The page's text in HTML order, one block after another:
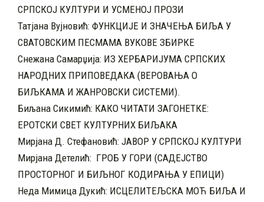
СРПСКОЈ КУЛТУРИ И УСМЕНОЈ ПРОЗИ
Татјана Вујновић: ФУНКЦИЈЕ И ЗНАЧЕЊА БИЉА У
СВАТОВСКИМ ПЕСМАМА ВУКОВЕ ЗБИРКЕ
Снежана Самарџија: ИЗ ХЕРБАРИЈУМА СРПСКИХ
НАРОДНИХ ПРИПОВЕДАКА (ВЕРОВАЊА О
БИЉКАМА И ЖАНРОВСКИ СИСТЕМИ).
Биљана Сикимић: КАКО ЧИТАТИ ЗАГОНЕТКЕ:
ЕРОТСКИ СВЕТ КУЛТУРНИХ БИЉАКА
Мирјана Д. Стефановић: ЈАВОР У СРПСКОЈ КУЛТУРИ
Мирјана Детелић: ГРОБ У ГОРИ (САДЕЈСТВО
ПРОСТОРНОГ И БИЉНОГ КОДИРАЊА У ЕПИЦИ)
Неда Мимица Дукић: ИСЦЕЛИТЕЉСКА МОЋ БИЉА И